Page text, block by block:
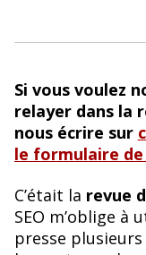
Si vous voulez
relayer dans la
nous écrire sur
le formulaire
C’était la revue
SEO m’oblige à
presse